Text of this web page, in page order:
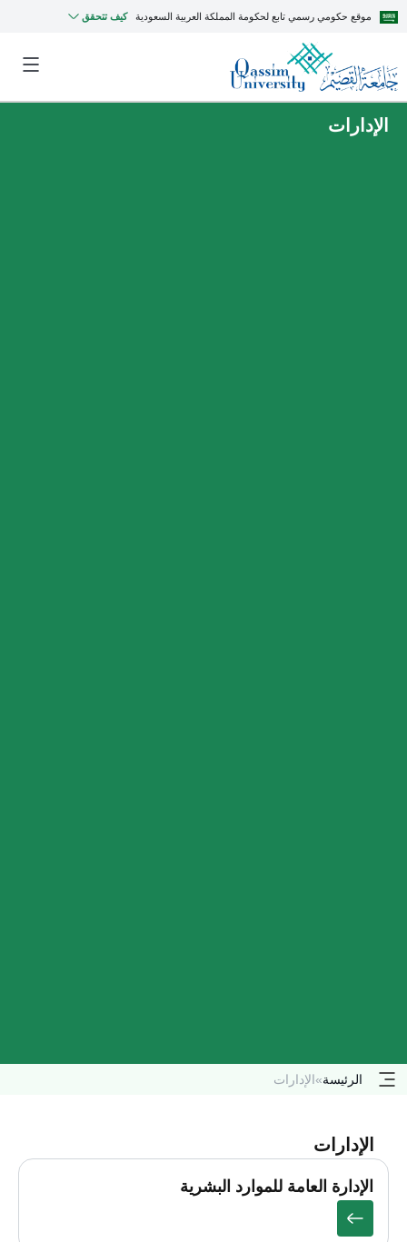
موقع حكومي رسمي تابع لحكومة المملكة العربية السعودية كيف تتحقق
الإدارات
الرئيسة» الإدارات
الإدارات
الإدارة العامة للموارد البشرية